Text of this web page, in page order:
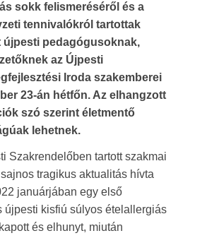
sokk felismeréséről és a
tennivalókról tartottak
újpesti pedagógusoknak,
az Újpesti
Iroda szakemberei
23-án hétfőn. Az elhangzott
szó szerint életmentő
lehetnek.
Szakrendelőben tartott szakmai
tragikus aktualitás hívta
januárjában egy első
újpesti kisfiú súlyos ételallergiás
és elhunyt, miután